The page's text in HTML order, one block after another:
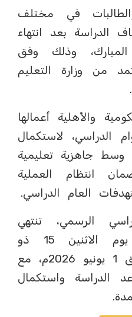
في مختلف
الدراسة بعد انتهاء
وذلك وفق
من وزارة التعليم
والأهلية أعمالها
الدراسي، لاستكمال
وسط جاهزية تعليمية
انتظام العملية
العام الدراسي.
الرسمي، تنتهي
إجازة عيد الأضحى يوم الاثنين 15 ذو
الحجة 1447هـ الموافق 1 يونيو 2026م، مع
الدراسة واستكمال